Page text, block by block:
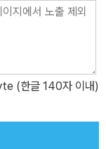
하는 프로그램마다
는 끊임없이 변화하
다. 그는 자신의 운
최종 결심을 통보해
(한글 140자 이내)